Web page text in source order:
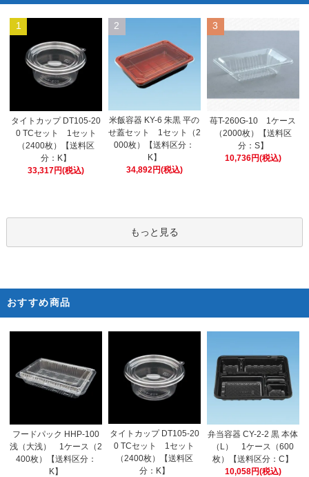
1
タイトカップ DT105-20
0 TCセット 1セット
（2400枚）【送料区
分：K】
33,317円(税込)
2
米飯容器 KY-6 朱黒 平の
せ蓋セット 1セット（2
000枚）【送料区分：
K】
34,892円(税込)
3
苺T-260G-10 1ケース
（2000枚）【送料区
分：S】
10,736円(税込)
もっと見る
おすすめ商品
フードパック HHP-100
浅（大浅） 1ケース（2
400枚）【送料区分：
K】
タイトカップ DT105-20
0 TCセット 1セット
（2400枚）【送料区
分：K】
弁当容器 CY-2-2 黒 本体
（L） 1ケース（600
枚）【送料区分：C】
10,058円(税込)